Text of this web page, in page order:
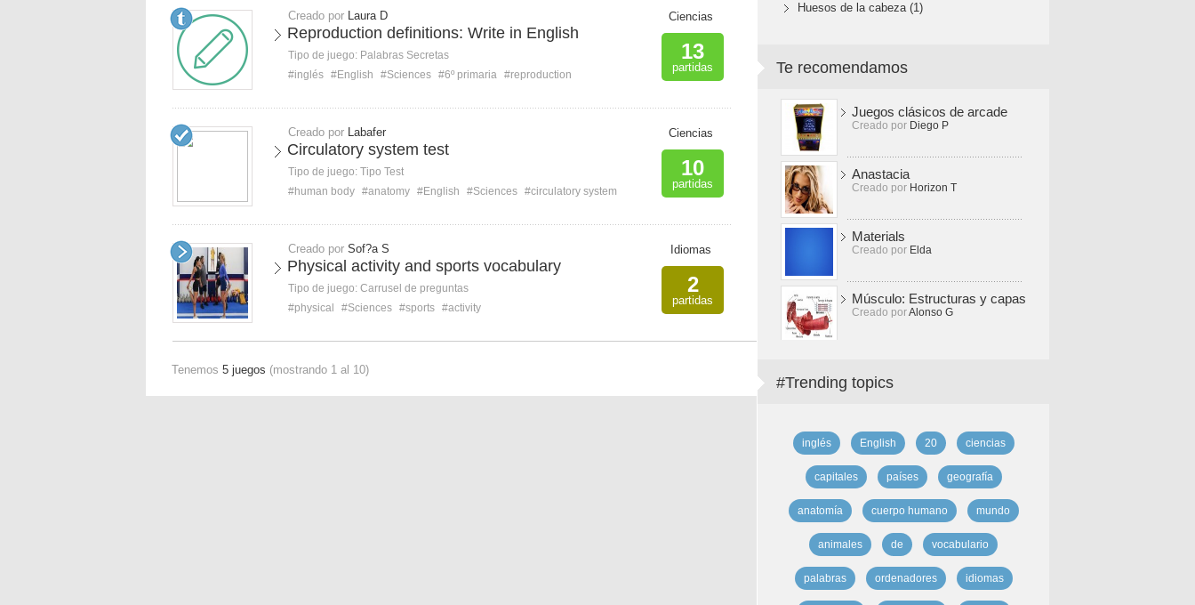
Creado por Laura D
Reproduction definitions: Write in English
Tipo de juego: Palabras Secretas
#inglés #English #Sciences #6º primaria #reproduction
Ciencias
13
partidas
Creado por Labafer
Circulatory system test
Tipo de juego: Tipo Test
#human body #anatomy #English #Sciences #circulatory system
Ciencias
10
partidas
Creado por Sof?a S
Physical activity and sports vocabulary
Tipo de juego: Carrusel de preguntas
#physical
#Sciences #sports #activity
Idiomas
2
partidas
Tenemos 5 juegos (mostrando 1 al 10)
Huesos de la cabeza (1)
Te recomendamos
Juegos clásicos de arcade
Creado por Diego P
Anastacia
Creado por Horizon T
Materials
Creado por Elda
Músculo: Estructuras y capas
Creado porAlonso G
#Trending topics
inglés English 20 ciencias
capitales países geografía
anatomía cuerpo humano mundo
animales de vocabulario
palabras ordenadores idiomas